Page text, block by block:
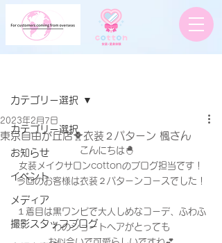
カテゴリー選択
お知らせ
イベント
メディア
撮影スタッフブログ
カテゴリー選択
東京自由が丘店🐥衣装２パターン 楓さん
2023年2月7日
こんにちは🐣
女装メイクサロンcottonのブログ担当です！
今回のお客様は衣装２パターンコースでした！
１着目は黒ワンピで大人しめなコーデ、ふわふ
わのショートヘアがとっても